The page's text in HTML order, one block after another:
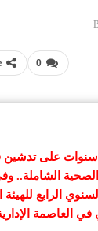
0
تزامنًا مع مرور 4 سنوات
الشاملة..
الرابع